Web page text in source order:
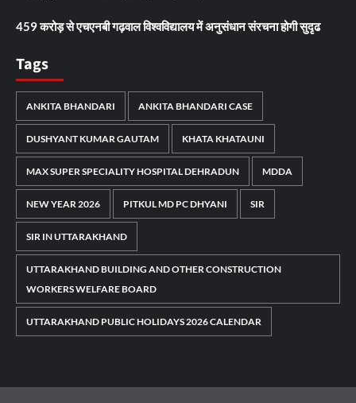
459 करोड़ से एचएनबी गढ़वाल विश्वविद्यालय में अनुसंधान संरचना होगी सुदृढ
Tags
ANKITA BHANDARI ANKITA BHANDARI CASE
DUSHYANT KUMAR GAUTAM KHATA KHATAUNI
MAX SUPER SPECIALITY HOSPITAL DEHRADUN MDDA
NEW YEAR 2026 PITKUL MD PC DHYANI SIR
SIR IN UTTARAKHAND
UTTARAKHAND BUILDING AND OTHER CONSTRUCTION
WORKERS WELFARE BOARD
UTTARAKHAND PUBLIC HOLIDAYS 2026 CALENDAR